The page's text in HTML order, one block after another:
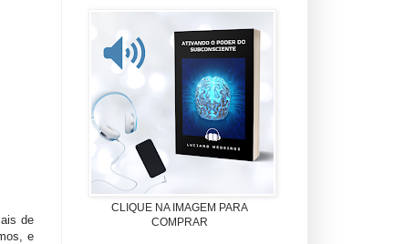
de
e
CLIQUE NA IMAGEM PARA
COMPRAR